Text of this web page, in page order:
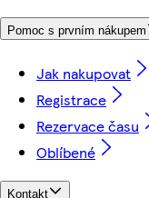
Pomoc s prvním nákupem
Jak nakupovat
Registrace
Rezervace času
Oblíbené
Kontakt